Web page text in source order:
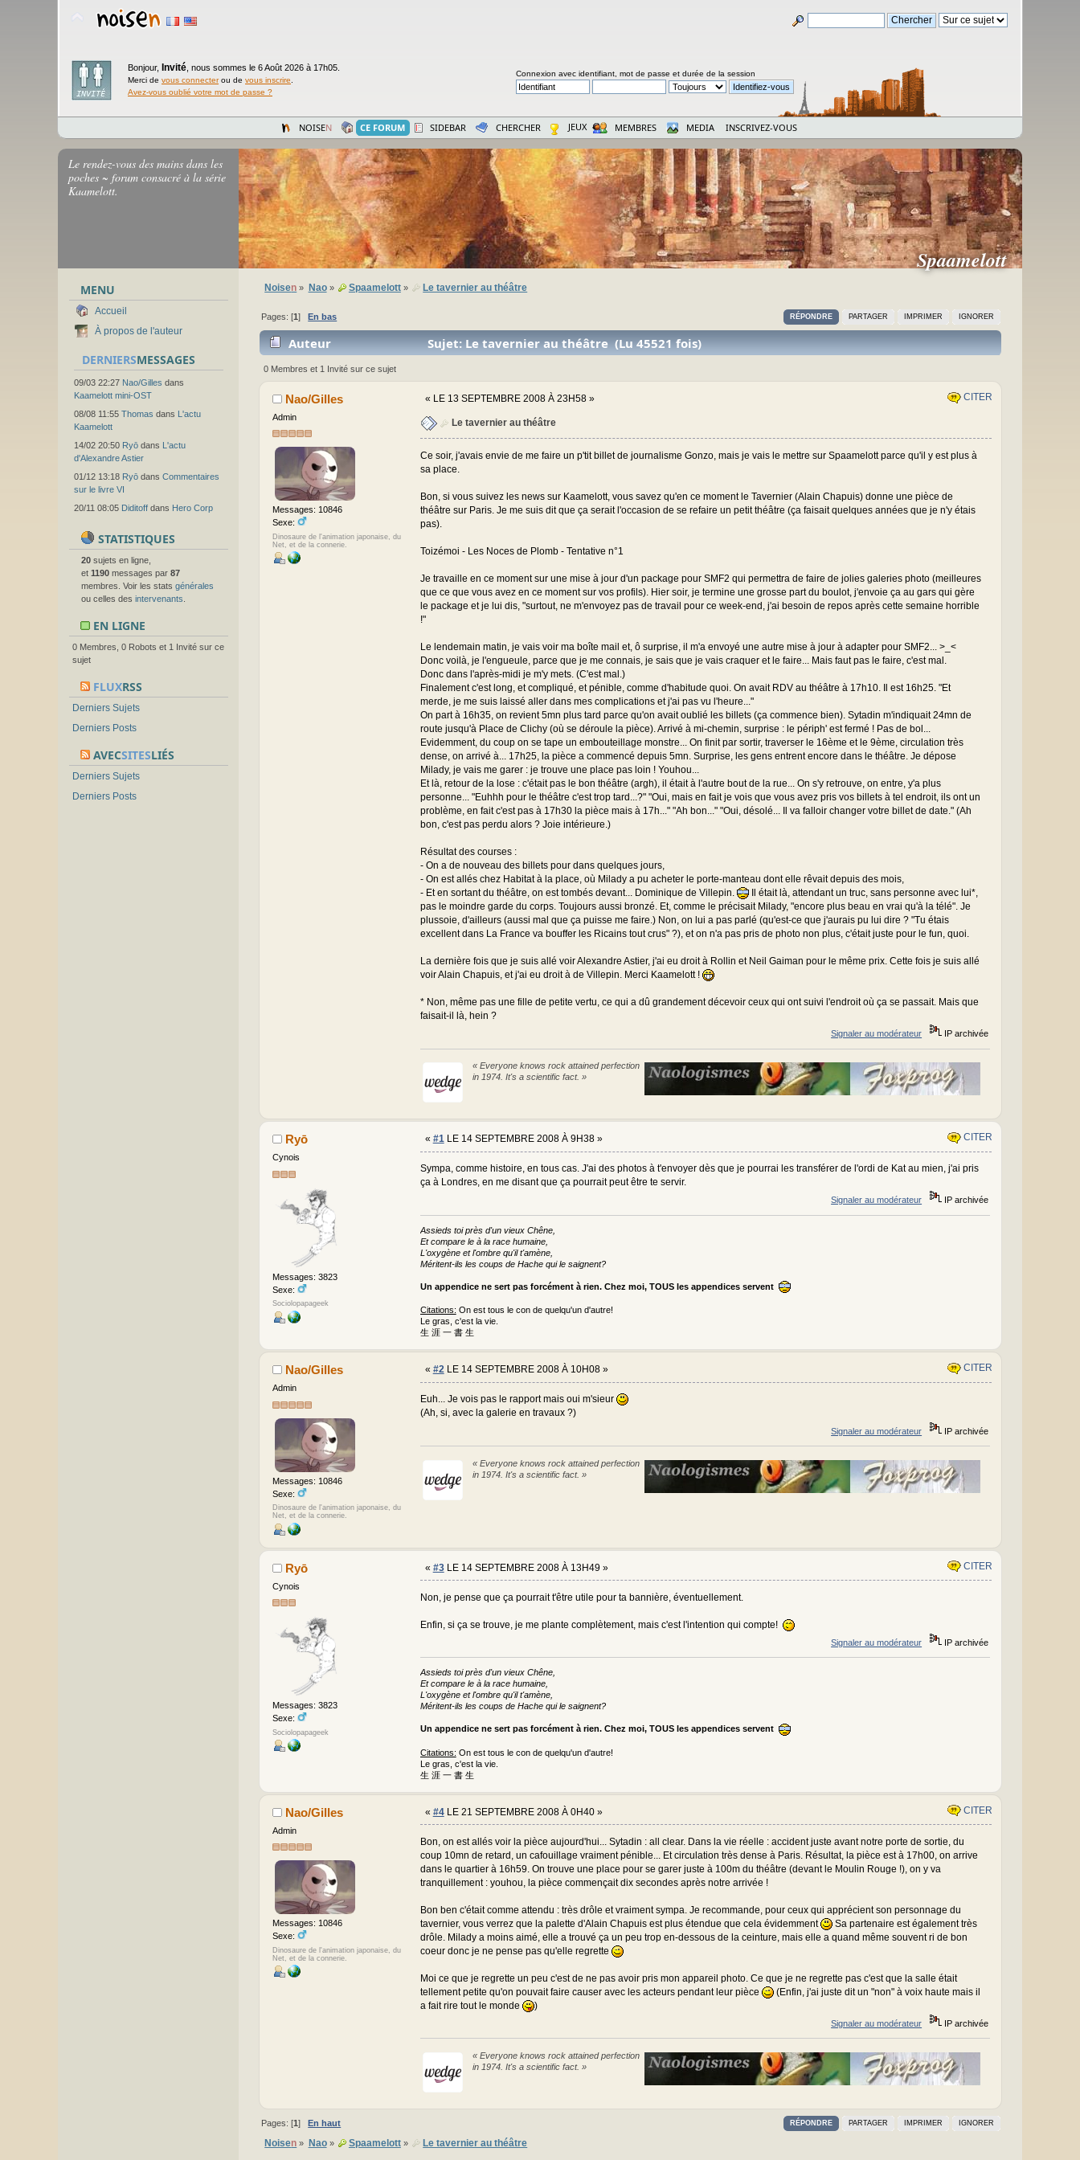
Bonjour, Invité nous sommes le 6 Août 2026 à 17h05.
Merci de vous connecterou de vous inscrire
Avez-vous oublié votre mot de passe ?
Connexion avec identifiant, mot de passe et durée de la session
NOISEN CE FORUM SIDEBAR CHERCHER JEUX MEMBRES MEDIA INSCRIVEZ-VOUS
Le rendez-vous des mains dans les
poches ~ forum consacré à la série
Kaamelott.
MENU
Accueil
À propos de l'auteur
DERNIERSMESSAGES
09/03 22:27 Nao/Gilles dans
Kaamelott mini-OST
08/08 11:55 Thomas dans L'actu
Kaamelott
14/02 20:50 Ryō dans L'actu
d'Alexandre Astier
01/12 13:18 Ryō dans Commentaires
sur le livre VI
20/11 08:05 Diditoff dans Hero Corp
STATISTIQUES
20 sujets en ligne,
et 1190 messages par 87
membres. Voir les stats générales
ou celles des intervenants
EN LIGNE
0 Membres, 0 Robots et 1 Invité sur ce
sujet
FLUXRSS
Derniers Sujets
Derniers Posts
AVECSITESLIÉS
Derniers Sujets
Derniers Posts
Spaamelott
Noisen » Nao» Spaamelott» Le tavernier au théâtre
RÉPONDRE PARTAGER IMPRIMER IGNORER
Pages: [1]En bas
Auteur Sujet: Le tavernier au théâtre (Lu 45521 fois)
0 Membres et 1 Invité sur ce sujet
Nao/Gilles
Admin
Messages: 10846
Sexe:
Dinosaure de l'animation japonaise, du
Net, et de la connerie.
« LE 13 SEPTEMBRE 2008 À 23H58 » CITER
Le tavernier au théâtre
Ce soir, j'avais envie de me faire un p'tit billet de journalisme Gonzo, mais je vais le mettre sur Spaamelott parce qu'il y est plus à
sa place.
Bon, si vous suivez les news sur Kaamelott, vous savez qu'en ce moment le Tavernier (Alain Chapuis) donne une pièce de
théâtre sur Paris. Je me suis dit que ça serait l'occasion de se refaire un petit théâtre (ça faisait quelques années que je n'y étais
pas).
Toizémoi - Les Noces de Plomb - Tentative n°1
Je travaille en ce moment sur une mise à jour d'un package pour SMF2 qui permettra de faire de jolies galeries photo (meilleures
que ce que vous avez en ce moment sur vos profils). Hier soir, je termine une grosse part du boulot, j'envoie ça au gars qui gère
le package et je lui dis, "surtout, ne m'envoyez pas de travail pour ce week-end, j'ai besoin de repos après cette semaine horrible
!"
Le lendemain matin, je vais voir ma boîte mail et, ô surprise, il m'a envoyé une autre mise à jour à adapter pour SMF2... >_<
Donc voilà, je l'engueule, parce que je me connais, je sais que je vais craquer et le faire... Mais faut pas le faire, c'est mal.
Donc dans l'après-midi je m'y mets. (C'est mal.)
Finalement c'est long, et compliqué, et pénible, comme d'habitude quoi. On avait RDV au théâtre à 17h10. Il est 16h25. "Et
merde, je me suis laissé aller dans mes complications et j'ai pas vu l'heure..."
On part à 16h35, on revient 5mn plus tard parce qu'on avait oublié les billets (ça commence bien). Sytadin m'indiquait 24mn de
route jusqu'à Place de Clichy (où se déroule la pièce). Arrivé à mi-chemin, surprise : le périph' est fermé ! Pas de bol...
Evidemment, du coup on se tape un embouteillage monstre... On finit par sortir, traverser le 16ème et le 9ème, circulation très
dense, on arrivé à... 17h25, la pièce a commencé depuis 5mn. Surprise, les gens entrent encore dans le théâtre. Je dépose
Milady, je vais me garer : je trouve une place pas loin ! Youhou...
Et là, retour de la lose : c'était pas le bon théâtre (argh), il était à l'autre bout de la rue... On s'y retrouve, on entre, y'a plus
personne... "Euhhh pour le théâtre c'est trop tard...?" "Oui, mais en fait je vois que vous avez pris vos billets à tel endroit, ils ont un
problème, en fait c'est pas à 17h30 la pièce mais à 17h..." "Ah bon..." "Oui, désolé... Il va falloir changer votre billet de date." (Ah
bon, c'est pas perdu alors ? Joie intérieure.)
Résultat des courses :
- On a de nouveau des billets pour dans quelques jours,
- On est allés chez Habitat à la place, où Milady a pu acheter le porte-manteau dont elle rêvait depuis des mois,
- Et en sortant du théâtre, on est tombés devant... Dominique de Villepin.
Il était là, attendant un truc, sans personne avec lui*,
pas le moindre garde du corps. Toujours aussi bronzé. Et, comme le précisait Milady, "encore plus beau en vrai qu'à la télé". Je
plussoie, d'ailleurs (aussi mal que ça puisse me faire.) Non, on lui a pas parlé (qu'est-ce que j'aurais pu lui dire ? "Tu étais
excellent dans La France va bouffer les Ricains tout crus" ?), et on n'a pas pris de photo non plus, c'était juste pour le fun, quoi.
La dernière fois que je suis allé voir Alexandre Astier, j'ai eu droit à Rollin et Neil Gaiman pour le même prix. Cette fois je suis allé
voir Alain Chapuis, et j'ai eu droit à de Villepin. Merci Kaamelott !
* Non, même pas une fille de petite vertu, ce qui a dû grandement décevoir ceux qui ont suivi l'endroit où ça se passait. Mais que
faisait-il là, hein ?
Signaler au modérateur IP archivée
« Everyone knows rock attained perfection
in 1974. It's a scientific fact. »
Ryō
Cynois
Messages: 3823
Sexe:
Sociolopapageek
« #1LE 14 SEPTEMBRE 2008 À 9H38 » CITER
Sympa, comme histoire, en tous cas. J'ai des photos à t'envoyer dès que je pourrai les transférer de l'ordi de Kat au mien, j'ai pris
ça à Londres, en me disant que ça pourrait peut être te servir.
Signaler au modérateur IP archivée
Assieds toi près d'un vieux Chêne,
Et compare le à la race humaine,
L'oxygène et l'ombre qu'il t'amène,
Méritent-ils les coups de Hache qui le saignent?
Un appendice ne sert pas forcément à rien. Chez moi, TOUS les appendices servent
Citations: On est tous le con de quelqu'un d'autre!
Le gras, c'est la vie.
生 涯 一 書 生
Nao/Gilles
Admin
Messages: 10846
Sexe:
Dinosaure de l'animation japonaise, du
Net, et de la connerie.
« #2LE 14 SEPTEMBRE 2008 À 10H08 » CITER
Euh... Je vois pas le rapport mais oui m'sieur
(Ah, si, avec la galerie en travaux ?)
Signaler au modérateur IP archivée
« Everyone knows rock attained perfection
in 1974. It's a scientific fact. »
Ryō
Cynois
Messages: 3823
Sexe:
Sociolopapageek
« #3LE 14 SEPTEMBRE 2008 À 13H49 » CITER
Non, je pense que ça pourrait t'être utile pour ta bannière, éventuellement.
Enfin, si ça se trouve, je me plante complètement, mais c'est l'intention qui compte!
Signaler au modérateur IP archivée
Assieds toi près d'un vieux Chêne,
Et compare le à la race humaine,
L'oxygène et l'ombre qu'il t'amène,
Méritent-ils les coups de Hache qui le saignent?
Un appendice ne sert pas forcément à rien. Chez moi, TOUS les appendices servent
Citations: On est tous le con de quelqu'un d'autre!
Le gras, c'est la vie.
生 涯 一 書 生
Nao/Gilles
Admin
Messages: 10846
Sexe:
Dinosaure de l'animation japonaise, du
Net, et de la connerie.
« #4LE 21 SEPTEMBRE 2008 À 0H40 » CITER
Bon, on est allés voir la pièce aujourd'hui... Sytadin : all clear. Dans la vie réelle : accident juste avant notre porte de sortie, du
coup 10mn de retard, un cafouillage vraiment pénible... Et circulation très dense à Paris. Résultat, la pièce est à 17h00, on arrive
dans le quartier à 16h59. On trouve une place pour se garer juste à 100m du théâtre (devant le Moulin Rouge !), on y va
tranquillement : youhou, la pièce commençait dix secondes après notre arrivée !
Bon ben c'était comme attendu : très drôle et vraiment sympa. Je recommande, pour ceux qui apprécient son personnage du
tavernier, vous verrez que la palette d'Alain Chapuis est plus étendue que cela évidemment
Sa partenaire est également très
drôle. Milady a moins aimé, elle a trouvé ça un peu trop en-dessous de la ceinture, mais elle a quand même souvent ri de bon
coeur donc je ne pense pas qu'elle regrette
Moi ce que je regrette un peu c'est de ne pas avoir pris mon appareil photo. Ce que je ne regrette pas c'est que la salle était
tellement petite qu'on pouvait faire causer avec les acteurs pendant leur pièce
(Enfin, j'ai juste dit un "non" à voix haute mais il
a fait rire tout le monde
)
Signaler au modérateur IP archivée
« Everyone knows rock attained perfection
in 1974. It's a scientific fact. »
RÉPONDRE PARTAGER IMPRIMER IGNORER
Pages: [1]En haut
Noisen » Nao» Spaamelott» Le tavernier au théâtre